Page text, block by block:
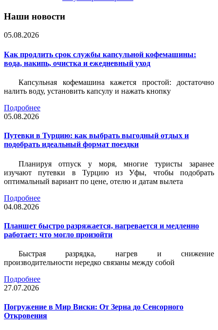
Наши новости
05.08.2026
Как продлить срок службы капсульной кофемашины:
вода, накипь, очистка и ежедневный уход
Капсульная кофемашина кажется простой: достаточно
налить воду, установить капсулу и нажать кнопку
Подробнее
05.08.2026
Путевки в Турцию: как выбрать выгодный отдых и
подобрать идеальный формат поездки
Планируя отпуск у моря, многие туристы заранее
изучают путевки в Турцию из Уфы, чтобы подобрать
оптимальный вариант по цене, отелю и датам вылета
Подробнее
04.08.2026
Планшет быстро разряжается, нагревается и медленно
работает: что могло произойти
Быстрая разрядка, нагрев и снижение
производительности нередко связаны между собой
Подробнее
27.07.2026
Погружение в Мир Виски: От Зерна до Сенсорного
Откровения